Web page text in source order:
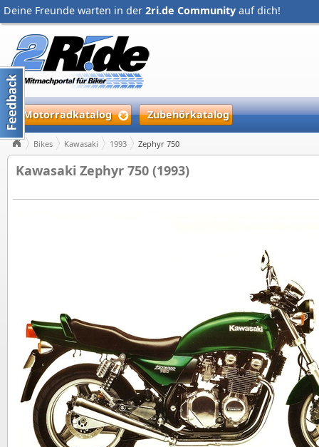
Deine Freunde warten in der 2ri.de Community auf dich!
Motorradkatalog Zubehörkatalog
Bikes Kawasaki 1993 Zephyr 750
Kawasaki Zephyr 750 (1993)